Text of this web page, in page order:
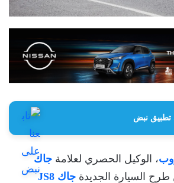
تطبيق نبض
، الوكيل الحصري لعلامة جاك
السيارة الجديدة
جاك JS8